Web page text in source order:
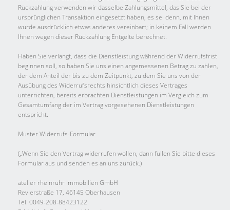
Rückzahlung verwenden wir dasselbe Zahlungsmittel, das Sie bei der
ursprünglichen Transaktion eingesetzt haben, es sei denn, mit Ihnen
wurde ausdrücklich etwas anderes vereinbart; in keinem Fall werden
Ihnen wegen dieser Rückzahlung Entgelte berechnet.
Haben Sie verlangt, dass die Dienstleistung während der Widerrufsfrist
beginnen soll, so haben Sie uns einen angemessenen Betrag zu zahlen,
der dem Anteil der bis zu dem Zeitpunkt, zu dem Sie uns von der
Ausübung des Widerrufsrechts hinsichtlich dieses Vertrages
unterrichten, bereits erbrachten Dienstleistungen im Vergleich zum
Gesamtumfang der im Vertrag vorgesehenen Dienstleistungen
entspricht.
Muster Widerrufs-Formular
(„Wenn Sie den Vertrag widerrufen wollen, dann füllen Sie bitte dieses
Formular aus und senden es an uns zurück.)
atelier rheinruhr Immobilien GmbH
Revierstraße 17, 46145 Oberhausen
Tel. 0049-208-88423122